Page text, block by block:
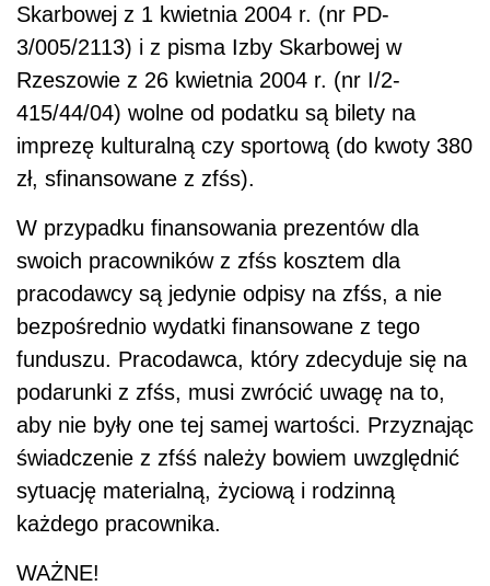
Skarbowej z 1 kwietnia 2004 r. (nr PD-
3/005/2113) i z pisma Izby Skarbowej w
Rzeszowie z 26 kwietnia 2004 r. (nr I/2-
415/44/04) wolne od podatku są bilety na
imprezę kulturalną czy sportową (do kwoty 380
zł, sfinansowane z zfśs).
W przypadku finansowania prezentów dla
swoich pracowników z zfśs kosztem dla
pracodawcy są jedynie odpisy na zfśs, a nie
bezpośrednio wydatki finansowane z tego
funduszu. Pracodawca, który zdecyduje się na
podarunki z zfśs, musi zwrócić uwagę na to,
aby nie były one tej samej wartości. Przyznając
świadczenie z zfśś należy bowiem uwzględnić
sytuację materialną, życiową i rodzinną
każdego pracownika.
WAŻNE!